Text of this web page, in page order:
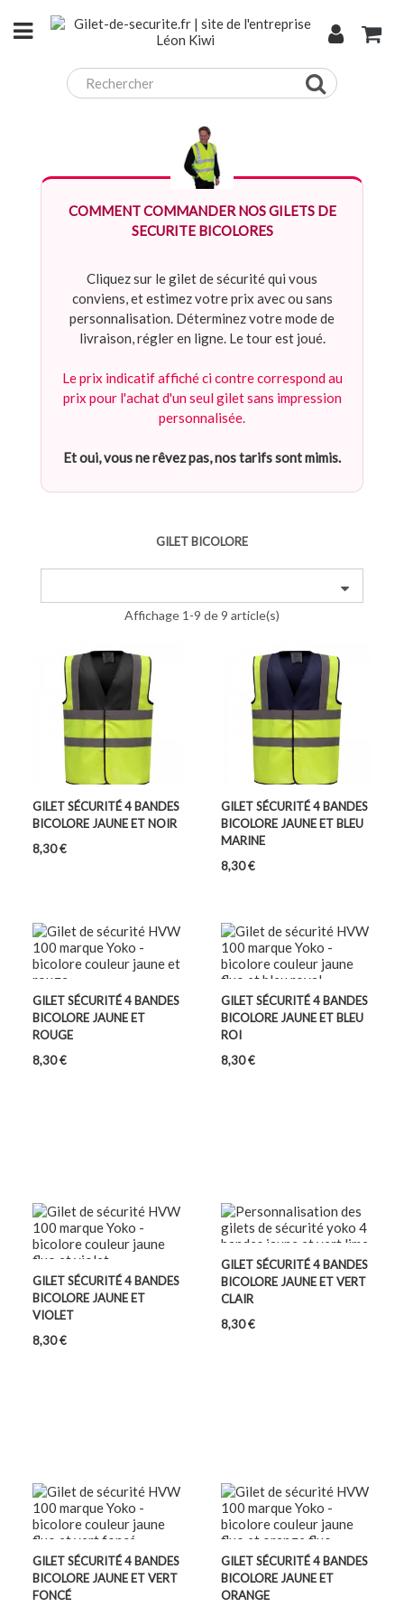
COMMENT COMMANDER NOS GILETS DE
SECURITE BICOLORES
Cliquez sur le gilet de sécurité qui vous
conviens, et estimez votre prix avec ou sans
personnalisation. Déterminez votre mode de
livraison, régler en ligne. Le tour est joué.
Le prix indicatif affiché ci contre correspond au
prix pour l'achat d'un seul gilet sans impression
personnalisée.
Et oui, vous ne rêvez pas, nos tarifs sont mimis.
GILET BICOLORE
Affichage 1-9 de 9 article(s)
GILET SÉCURITÉ 4 BANDES
BICOLORE JAUNE ET NOIR
Prix
8,30 €
GILET SÉCURITÉ 4 BANDES
BICOLORE JAUNE ET BLEU
MARINE
Prix
8,30 €
GILET SÉCURITÉ 4 BANDES
BICOLORE JAUNE ET
ROUGE
Prix
8,30 €
GILET SÉCURITÉ 4 BANDES
BICOLORE JAUNE ET BLEU
ROI
Prix
8,30 €
GILET SÉCURITÉ 4 BANDES
BICOLORE JAUNE ET
VIOLET
Prix
8,30 €
GILET SÉCURITÉ 4 BANDES
BICOLORE JAUNE ET VERT
CLAIR
Prix
8,30 €
GILET SÉCURITÉ 4 BANDES
BICOLORE JAUNE ET VERT
FONCÉ
GILET SÉCURITÉ 4 BANDES
BICOLORE JAUNE ET
ORANGE